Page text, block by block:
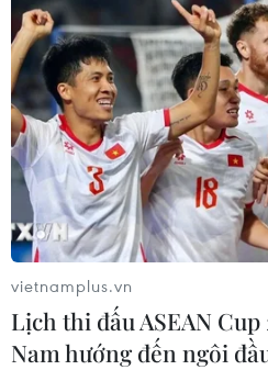
vietnamplus.vn
Lịch thi đấu ASEAN Cup
Nam hướng đến ngôi